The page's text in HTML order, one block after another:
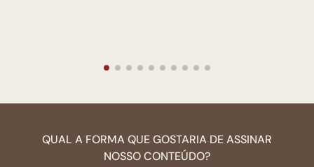
QUAL A FORMA QUE GOSTARIA DE ASSINAR
NOSSO CONTEÚDO?